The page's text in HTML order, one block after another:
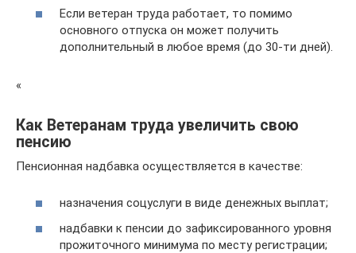
Если ветеран труда работает, то помимо
основного отпуска он может получить
дополнительный в любое время (до 30-ти дней).
«
Как Ветеранам труда увеличить свою
пенсию
Пенсионная надбавка осуществляется в качестве:
назначения соцуслуги в виде денежных выплат;
надбавки к пенсии до зафиксированного уровня
прожиточного минимума по месту регистрации;